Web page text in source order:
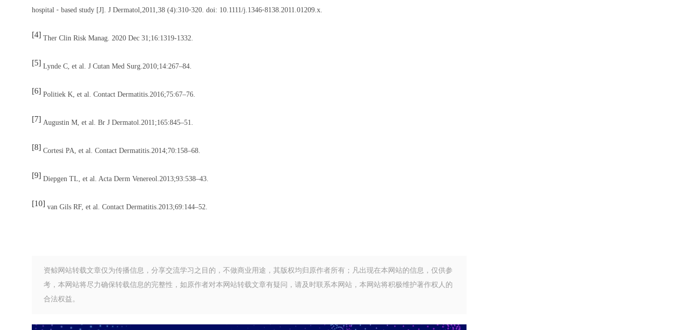
hospital ⁃ based study [J]. J Dermatol,2011,38 (4):310⁃320. doi: 10.1111/j.1346⁃8138.2011.01209.x.
[4] Ther Clin Risk Manag. 2020 Dec 31;16:1319-1332.
[5] Lynde C, et al. J Cutan Med Surg.2010;14:267–84.
[6] Politiek K, et al. Contact Dermatitis.2016;75:67–76.
[7] Augustin M, et al. Br J Dermatol.2011;165:845–51.
[8] Cortesi PA, et al. Contact Dermatitis.2014;70:158–68.
[9] Diepgen TL, et al. Acta Derm Venereol.2013;93:538–43.
[10] van Gils RF, et al. Contact Dermatitis.2013;69:144–52.
资鲸网站转载文章仅为传播信息，分享交流学习之目的，不做商业用途，其版权均归原作者所有；凡出现在本网站的信息，仅供参
考，本网站将尽力确保转载信息的完整性，如原作者对本网站转载文章有疑问，请及时联系本网站，本网站将积极维护著作权人的
合法权益。